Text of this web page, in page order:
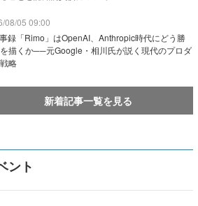
08/05 09:00
録「Rimo」はOpenAI、Anthropic時代にどう勝
描くか──元Google・相川氏が説く現代のプロダ
略
新着記事一覧を見る
ント